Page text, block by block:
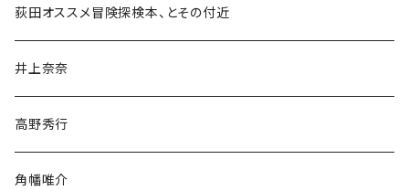
和書
文学・小説・物語
随筆・ノンフィクション・その他
荻田オススメ冒険探検本、とその付近
井上奈奈
高野秀行
角幡唯介